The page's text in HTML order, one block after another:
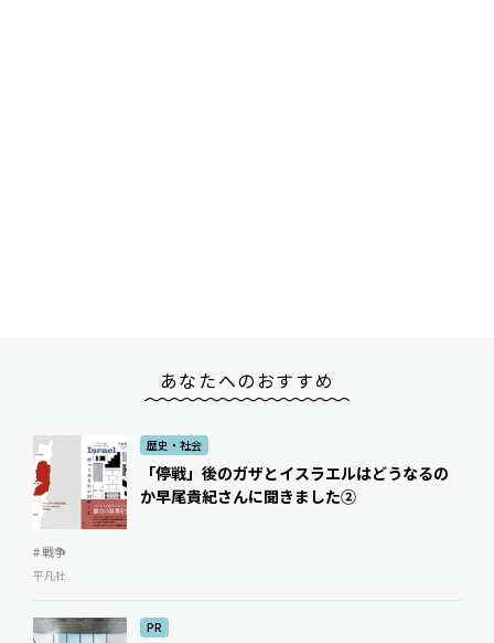
あなたへのおすすめ
歴史・社会
「停戦」後のガザとイスラエルはどうなるの
か――早尾貴紀さんに聞きました②
# 戦争
平凡社
PR